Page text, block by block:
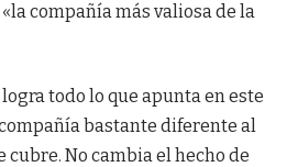
compañía más valiosa de la
todo lo que apunta en este
bastante diferente al
cubre. No cambia el hecho de